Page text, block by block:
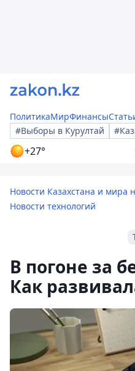
ПолитикаМирФинансы
#Выборы в Курултай
+27°
Новости Казахстана и мира
Новости технологий
В погоне за
Как